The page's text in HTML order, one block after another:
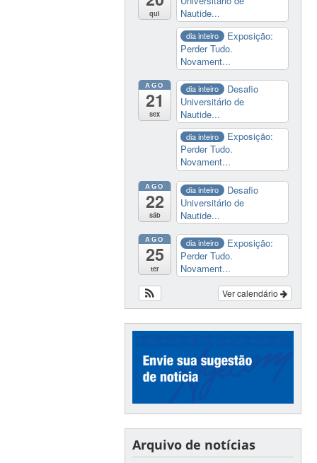
qui
Nautide...
dia inteiro
Exposição:
Perder Tudo.
Novament...
AGO
21
sex
dia inteiro
Desafio
Universitário de
Nautide...
dia inteiro
Exposição:
Perder Tudo.
Novament...
AGO
22
sáb
dia inteiro
Desafio
Universitário de
Nautide...
AGO
25
ter
dia inteiro
Exposição:
Perder Tudo.
Novament...
Ver calendário
Arquivo de notícias